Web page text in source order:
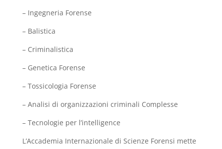
– Ingegneria Forense
– Balistica
– Criminalistica
– Genetica Forense
– Tossicologia Forense
– Analisi di organizzazioni criminali Complesse
– Tecnologie per l’intelligence
L’Accademia Internazionale di Scienze Forensi mette